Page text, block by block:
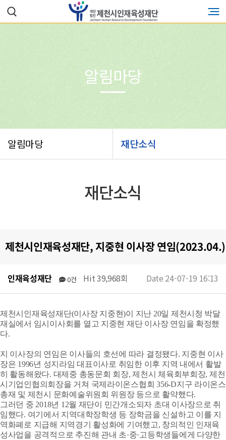
알림마당 재단소식
알림마당
재단소식
제천시인재육성재단, 지중현 이사장 연임(2023.04.)
인재육성재단 0건 Hit 39,968회 Date 24-07-19 16:13
제천시인재육성재단(이사장 지중현)이 지난 20일 제천시청 박달
재실에서 임시이사회를 열고 지중현 재단 이사장 연임을 확정했
다.
지 이사장의 연임은 이사들의 호선에 따라 결정됐다. 지중현 이사
장은 1996년 성지라임 대표이사로 취임한 이후 지역 내에서 활발
히 활동해왔다. 대제중 총동문회 회장, 제천시 체육회부회장, 제천
시기업인협의회장을 거쳐 국제라이온스협회 356-D지구 라이온스
총재 및 제천시 문화예술위원회 위원장 등으로 활약했다.
그러던 중 2018년 12월 재단이 민간개소되자 초대 이사장으로 취
임했다. 여기에서 지역대학장학생 등 장학금을 신설하고 이를 지
역화폐로 지급해 지역경기 활성화에 기여했고, 창의적인 인재육
성사업을 공격적으로 추진해 관내 초·중·고등학생들에게 다양한